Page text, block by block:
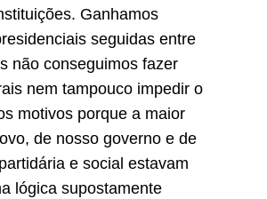
Ganhamos
seguidas entre
não conseguimos fazer
nem tampouco impedir o
motivos porque a maior
de nosso governo e de
e social estavam
lógica supostamente